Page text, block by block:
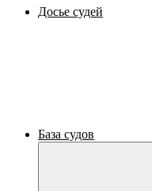
Досье судей
База судов